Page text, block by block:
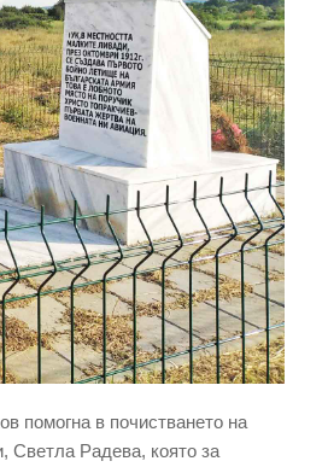
помогна в почистването на
Светла Радева, която за